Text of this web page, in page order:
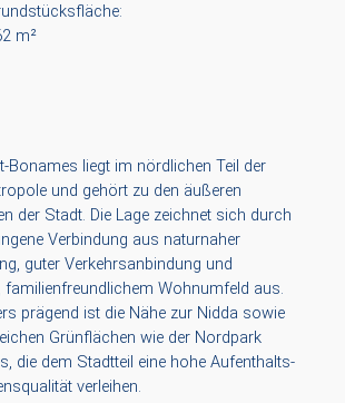
m²
Bonames liegt im nördlichen Teil der
und gehört zu den äußeren
der Stadt. Die Lage zeichnet sich durch
Verbindung aus naturnaher
guter Verkehrsanbindung und
familienfreundlichem Wohnumfeld aus.
prägend ist die Nähe zur Nidda sowie
Grünflächen wie der Nordpark
die dem Stadtteil eine hohe Aufenthalts-
verleihen.